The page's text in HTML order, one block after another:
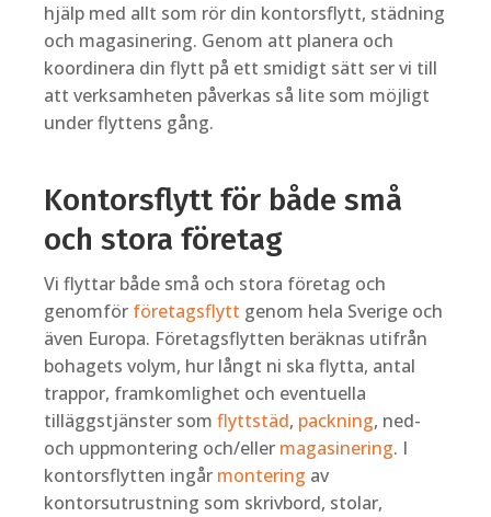
hjälp med allt som rör din kontorsflytt, städning
och magasinering. Genom att planera och
koordinera din flytt på ett smidigt sätt ser vi till
att verksamheten påverkas så lite som möjligt
under flyttens gång.
Kontorsflytt för både små
och stora företag
Vi flyttar både små och stora företag och
genomför företagsflytt genom hela Sverige och
även Europa. Företagsflytten beräknas utifrån
bohagets volym, hur långt ni ska flytta, antal
trappor, framkomlighet och eventuella
tilläggstjänster som flyttstäd, packning, ned-
och uppmontering och/eller magasinering. I
kontorsflytten ingår montering av
kontorsutrustning som skrivbord, stolar,